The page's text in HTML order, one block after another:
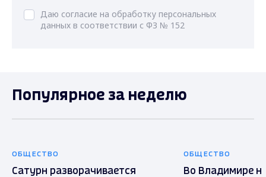
Даю согласие на обработку персональных
данных в соответствии с ФЗ № 152
Популярное за неделю
ОБЩЕСТВО
Сатурн разворачивается
ОБЩЕСТВО
Во Владимире